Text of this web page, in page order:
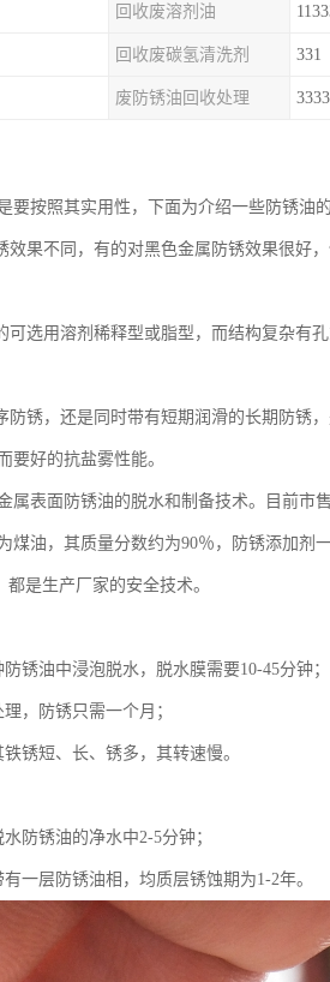
回收废溶剂油
回收废碳氢清洗剂 331
废防锈油回收处理
按照其实用性，下面为介绍一些防锈油的
果不同，有的对黑色金属防锈效果很好
选用溶剂稀释型或脂型，而结构复杂有
锈，还是同时带有短期润滑的长期防锈
要好的抗盐雾性能。
属表面防锈油的脱水和制备技术。目前市
油，其质量分数约为90％，防锈添加剂
是生产厂家的安全技术。
锈油中浸泡脱水，脱水膜需要10-45分钟；
，防锈只需一个月；
锈短、长、锈多，其转速慢。
防锈油的净水中2-5分钟；
一层防锈油相，均质层锈蚀期为1-2年。